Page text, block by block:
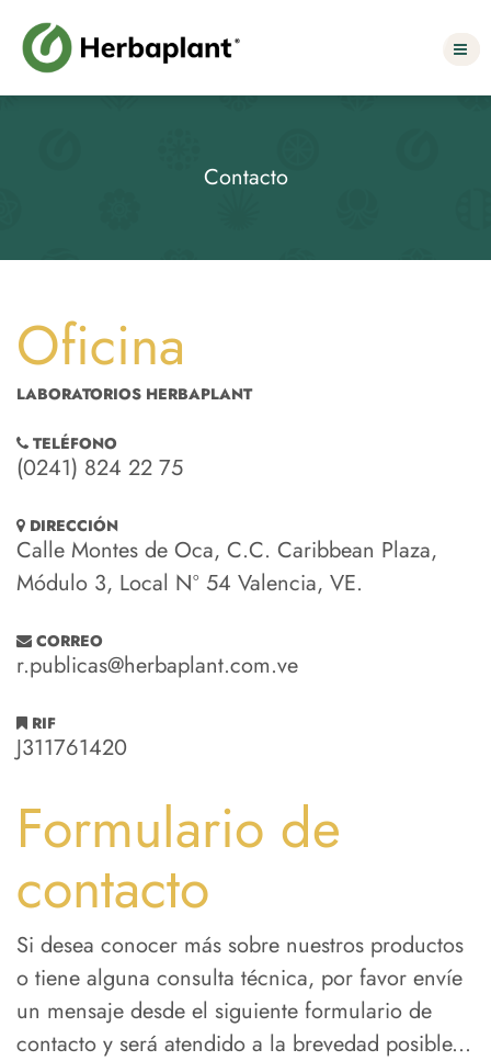
Contacto
Oficina
LABORATORIOS HERBAPLANT
TELÉFONO
(0241) 824 22 75
DIRECCIÓN
Calle Montes de Oca, C.C. Caribbean Plaza,
Módulo 3, Local Nº 54 Valencia, VE.
CORREO
r.publicas@herbaplant.com.ve
RIF
J311761420
Formulario de
contacto
Si desea conocer más sobre nuestros productos
o tiene alguna consulta técnica, por favor envíe
un mensaje desde el siguiente formulario de
contacto y será atendido a la brevedad posible...
Select Language▼